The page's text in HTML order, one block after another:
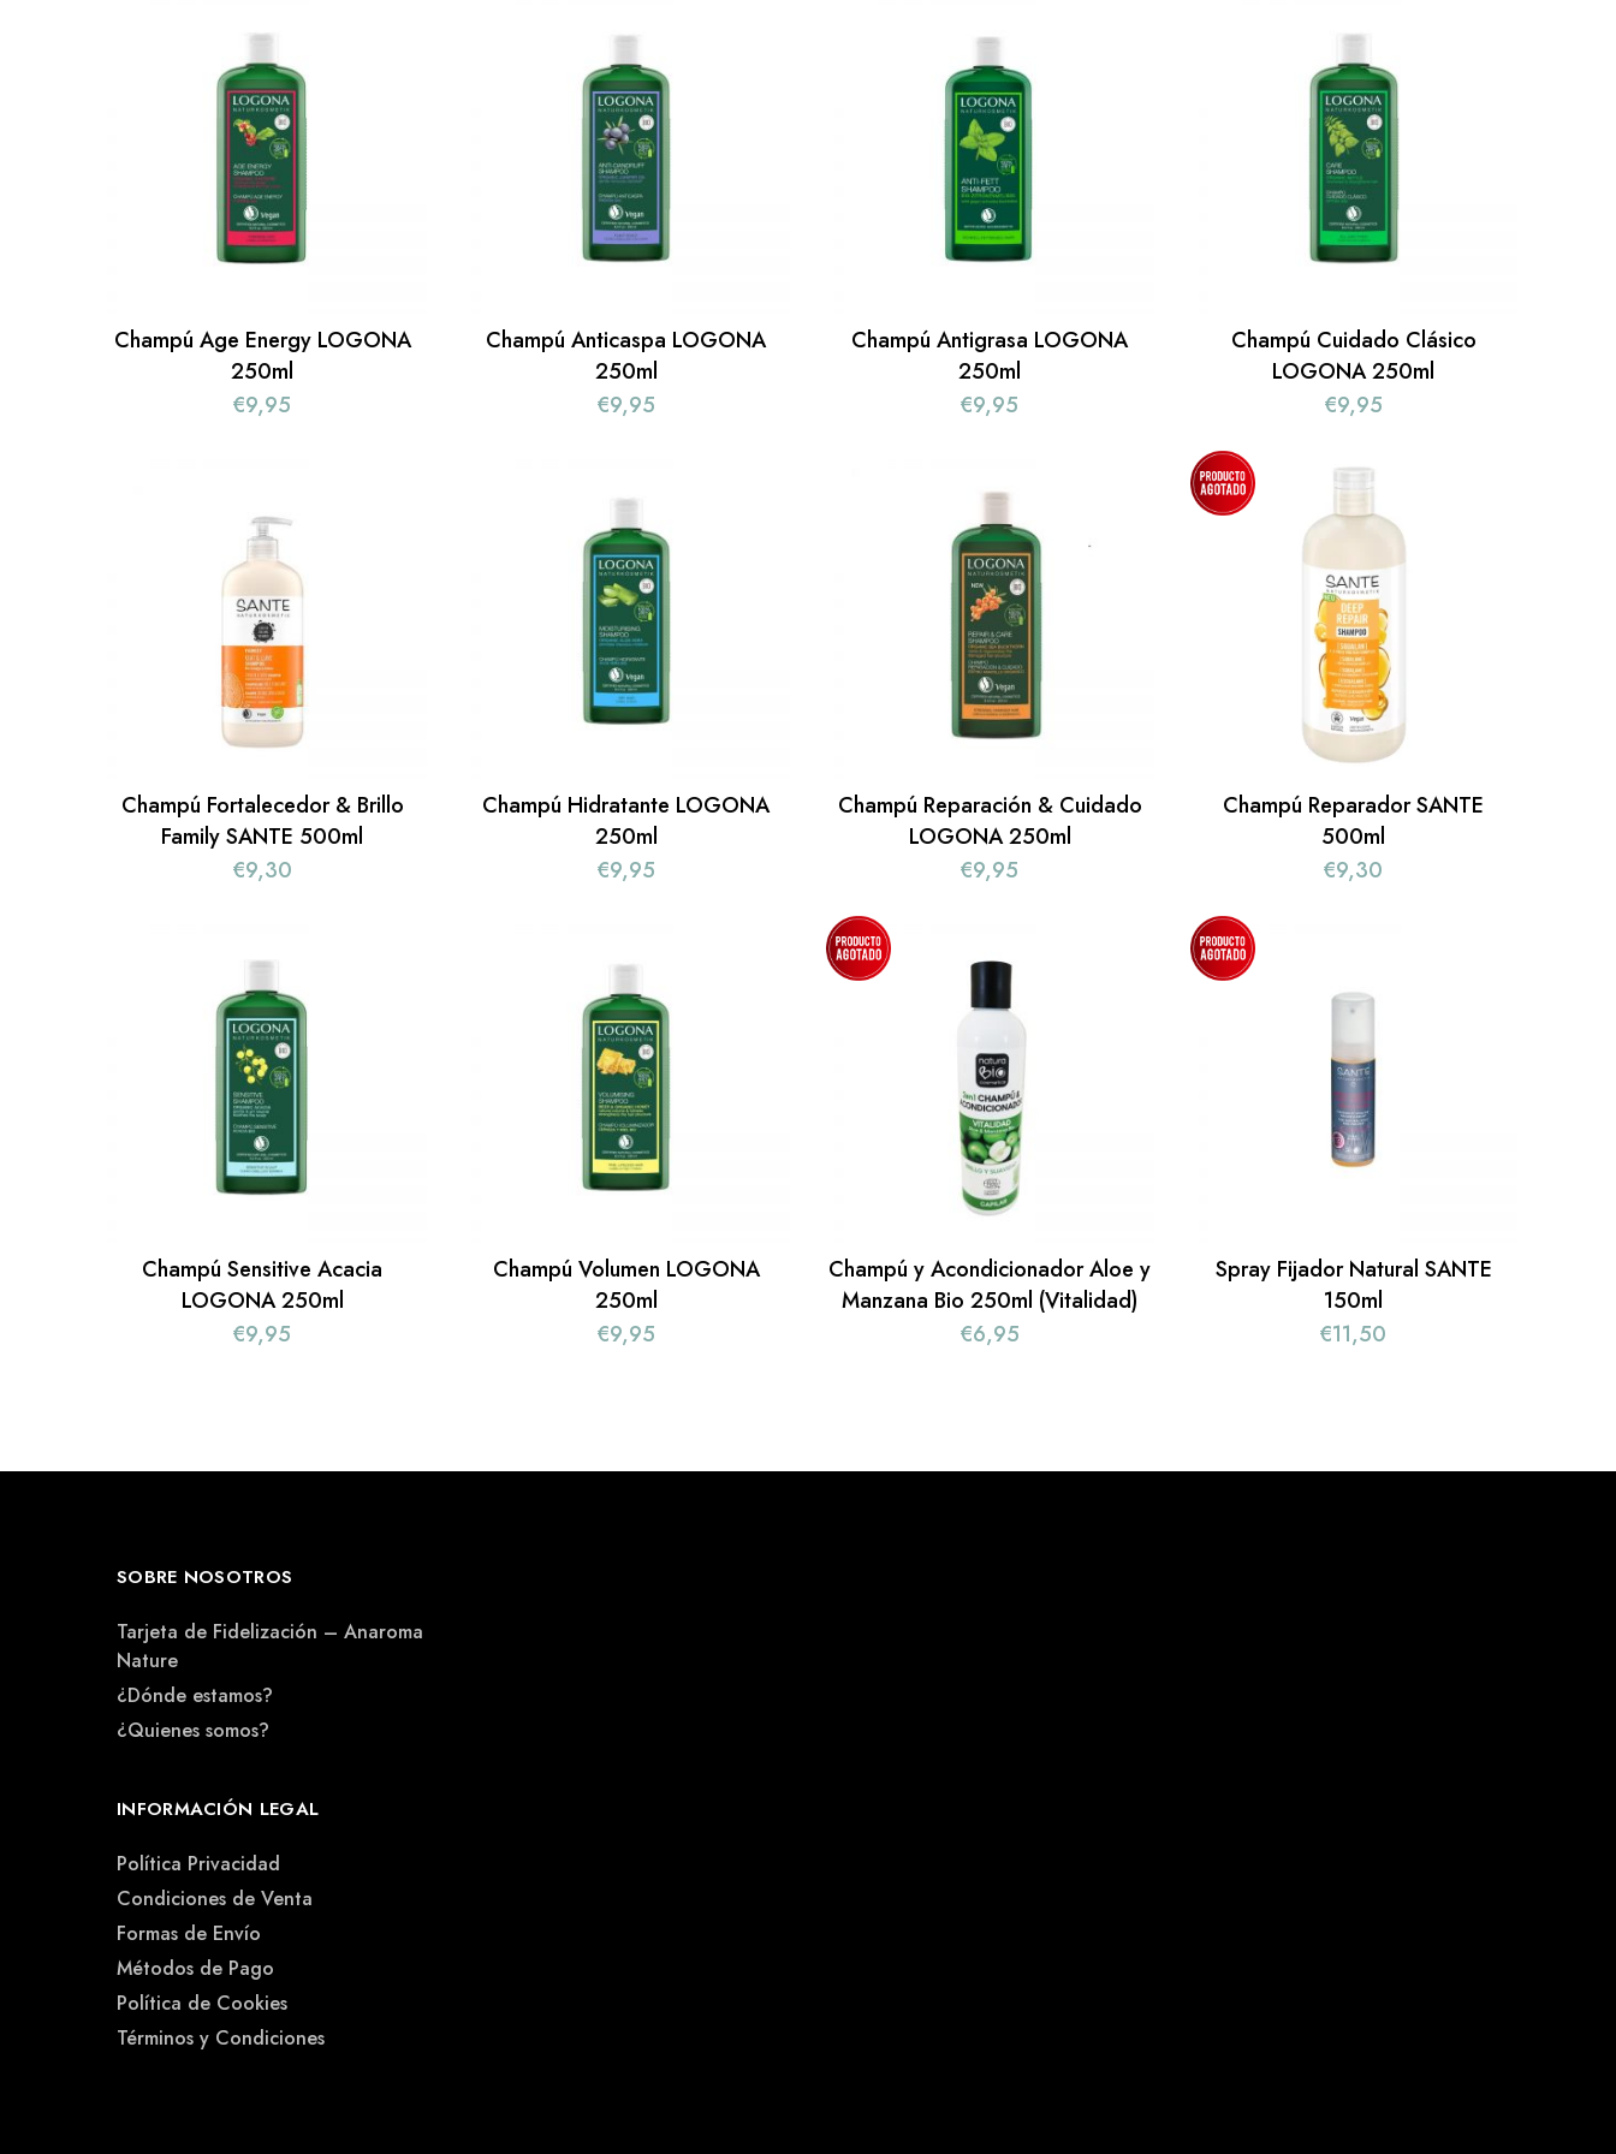
Champú Age Energy LOGONA
250ml
€9,95
Champú Anticaspa LOGONA
250ml
€9,95
Champú Antigrasa LOGONA
250ml
€9,95
Champú Cuidado Clásico
LOGONA 250ml
€9,95
Champú Fortalecedor & Brillo
Family SANTE 500ml
€9,30
Champú Hidratante LOGONA
250ml
€9,95
Champú Reparación & Cuidado
LOGONA 250ml
€9,95
Champú Reparador SANTE
500ml
€9,30
Champú Sensitive Acacia
LOGONA 250ml
€9,95
Champú Volumen LOGONA
250ml
€9,95
Champú y Acondicionador Aloe y
Manzana Bio 250ml (Vitalidad)
€6,95
Spray Fijador Natural SANTE
150ml
€11,50
SOBRE NOSOTROS
Tarjeta de Fidelización – Anaroma
Nature
¿Dónde estamos?
¿Quienes somos?
INFORMACIÓN LEGAL
Política Privacidad
Condiciones de Venta
Formas de Envío
Métodos de Pago
Política de Cookies
Términos y Condiciones